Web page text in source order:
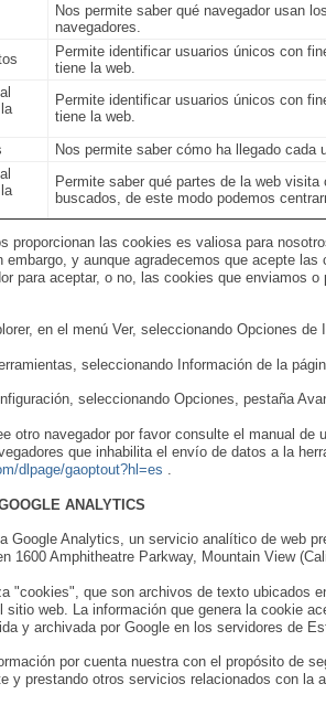
Nos permite saber qué navegador usan
navegadores.
Permite identificar usuarios únicos con
tiene la web.
Permite identificar usuarios únicos con
tiene la web.
Nos permite saber cómo ha llegado cada
Permite saber qué partes de la web
buscados, de este modo podemos
proporcionan las cookies es valiosa para
embargo, y aunque agradecemos que acepte
para aceptar, o no, las cookies que enviamos
en el menú Ver, seleccionando Opciones
seleccionando Información de la
seleccionando Opciones, pestaña
otro navegador por favor consulte el manual
que inhabilita el envío de datos a la
dlpage/gaoptout?hl=es .
ANALYTICS
Google Analytics, un servicio analítico de web
1600 Amphitheatre Parkway, Mountain View
"cookies", que son archivos de texto ubicados
sitio web. La información que genera la cookie
y archivada por Google en los servidores de
por cuenta nuestra con el propósito de
y prestando otros servicios relacionados con la